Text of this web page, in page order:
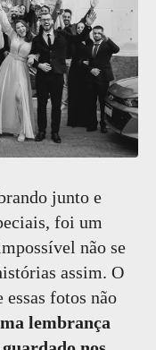
junto e
foi um
não se
assim. O
fotos não
lembrança